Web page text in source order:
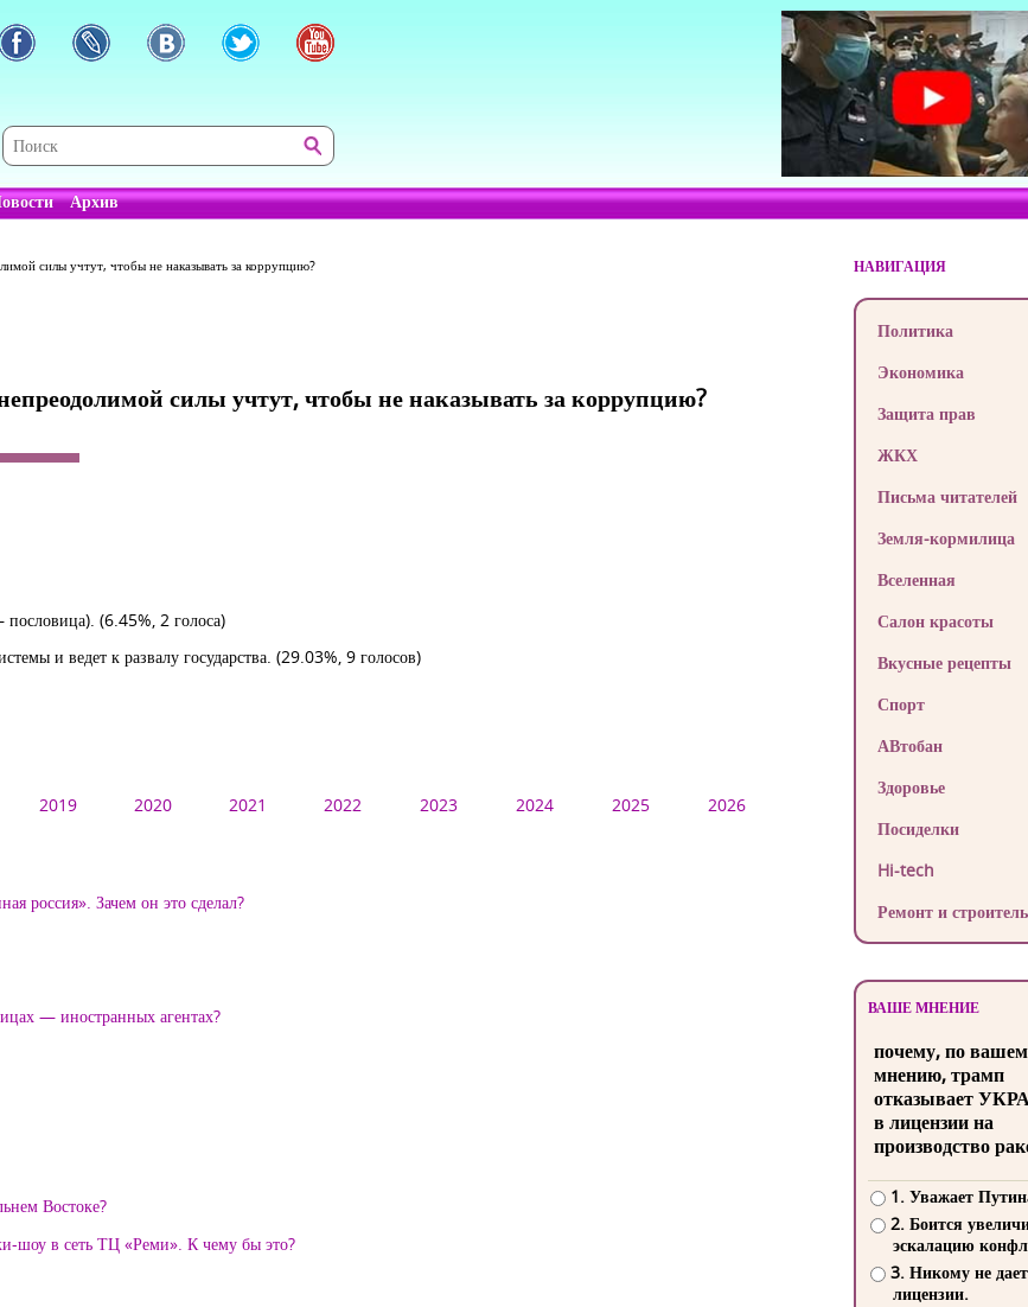
Архив
силы учтут, чтобы не наказывать за коррупцию?
силы учтут, чтобы не наказывать за коррупцию?
пословица). (6.45%, 2 голоса)
и ведет к развалу государства. (29.03%, 9 голосов)
2019 2020 2021 2022 2023 2024 2025
2026
россия». Зачем он это сделал?
— иностранных агентах?
Востоке?
шоу в сеть ТЦ «Реми». К чему бы это?
НАВИГАЦИЯ
Политика
Экономика
Защита прав
ЖКХ
Письма читателей
Земля-кормилица
Вселенная
Салон красоты
Вкусные рецепты
Спорт
АВтобан
Здоровье
Посиделки
Hi-tech
Ремонт и
ВАШЕ МНЕНИЕ
почему, по
мнению, трамп
отказывает
в лицензии на
производство
1. Уважает
2. Боится
эскалацию
3. Никому не
лицензии.